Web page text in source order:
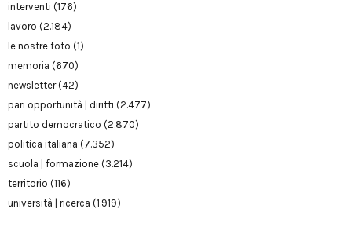
interventi (176)
lavoro (2.184)
le nostre foto (1)
memoria (670)
newsletter(42)
pari opportunità | diritti (2.477)
partito democratico (2.870)
politica italiana (7.352)
scuola | formazione (3.214)
territorio (116)
università | ricerca (1.919)